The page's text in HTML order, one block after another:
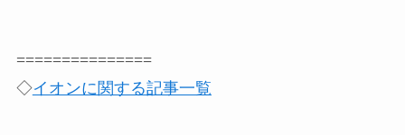
===============
◇イオンに関する記事一覧